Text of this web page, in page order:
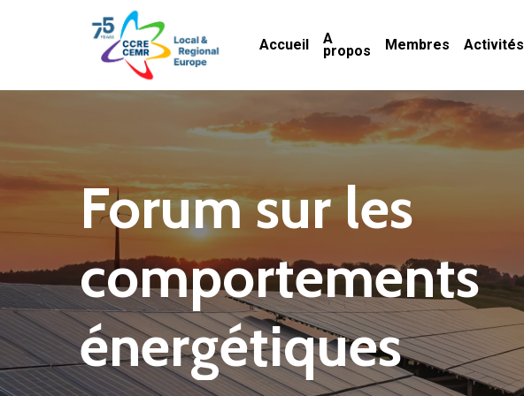
Accueil A
propos Membres Activités
Forumsurles
comportements
énergétiques